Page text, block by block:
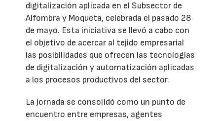
digitalización aplicada en el Subsector de
Alfombra y Moqueta, celebrada el pasado 28
de mayo. Esta iniciativa se llevó a cabo con
el objetivo de acercar al tejido empresarial
las posibilidades que ofrecen las tecnologías
de digitalización y automatización aplicadas
a los procesos productivos del sector.
La jornada se consolidó como un punto de
encuentro entre empresas, agentes